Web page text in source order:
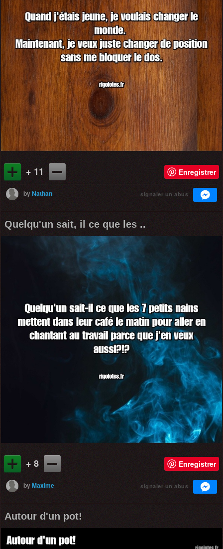
+ 11 Enregistrer
byNathan signaler un abus
Quelqu'un sait, il ce que les ..
+ 8 Enregistrer
byMaxime signaler un abus
Autour d'un pot!